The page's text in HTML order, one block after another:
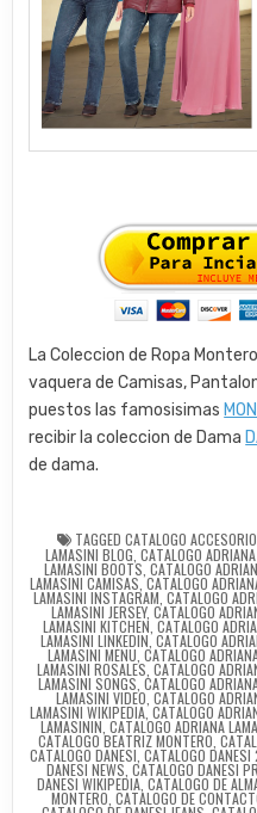
La Coleccion de Ropa
vaquera de Camisas,
puestos las famosisimas
recibir la coleccion de Dama
de dama.
TAGGED CATALOGO
LAMASINI BLOG CATALOGO
LAMASINI BOOTS CATALOGO
LAMASINI CAMISAS ,CATALOGO
LAMASINI INSTAGRAM CATALOGO
LAMASINI JERSEY, CATALOGO
LAMASINI KITCHEN CATALOGO
LAMASINI LINKEDIN,CATALOGO
LAMASINI MENU CATALOGO
LAMASINI ROSALES CATALOGO
LAMASINI SONGS CATALOGO
LAMASINI VIDEO CATALOGO
LAMASINI WIKIPEDIA,CATALOGO
LAMASININ CATALOGO ADRIANA
CATALOGO BEATRIZ MONTERO
CATALOGO DANESI CATALOGO DANESI
DANESI NEWS CATALOGO DANESI
DANESI WIKIPEDIA, CATALOGO DE
MONTERO CATALOGO DE